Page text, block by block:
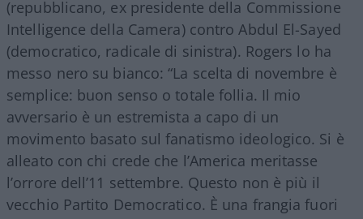
(repubblicano, ex presidente della Commissione
Intelligence della Camera) contro Abdul El-Sayed
(democratico, radicale di sinistra). Rogers lo ha
messo nero su bianco: “La scelta di novembre è
semplice: buon senso o totale follia. Il mio
avversario è un estremista a capo di un
movimento basato sul fanatismo ideologico. Si è
alleato con chi crede che l’America meritasse
l’orrore dell’11 settembre. Questo non è più il
vecchio Partito Democratico. È una frangia fuori